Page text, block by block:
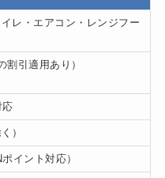
レ・エアコン・レンジフー
割引適用あり）
応
）
イント対応）